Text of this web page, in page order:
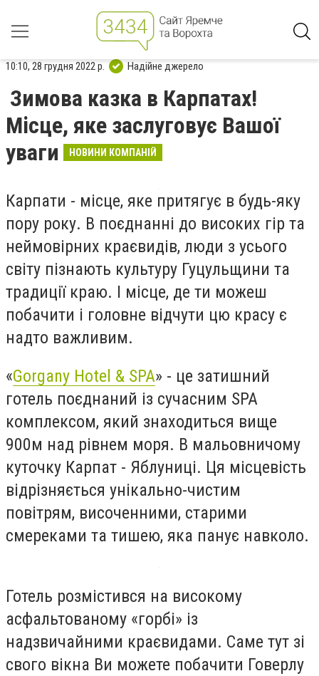
10:10, 28 грудня 2022 р. Надійне джерело
Зимова казка в Карпатах!
Місце, яке заслуговує Вашої
уваги
НОВИНИ КОМПАНІЙ
Карпати - місце, яке притягує в будь-яку
пору року. В поєднанні до високих гір та
неймовірних краєвидів, люди з усього
світу пізнають культуру Гуцульщини та
традиції краю. І місце, де ти можеш
побачити і головне відчути цю красу є
надто важливим.
«Gorgany Hotel & SPA» - це затишний
готель поєднаний із сучасним SPA
комплексом, який знаходиться вище
900м над рівнем моря. В мальовничому
куточку Карпат - Яблуниці. Ця місцевість
відрізняється унікально-чистим
повітрям, височенними, старими
смереками та тишею, яка панує навколо.
Готель розмістився на високому
асфальтованому «горбі» із
надзвичайними краєвидами. Саме тут зі
свого вікна Ви можете побачити Говерлу